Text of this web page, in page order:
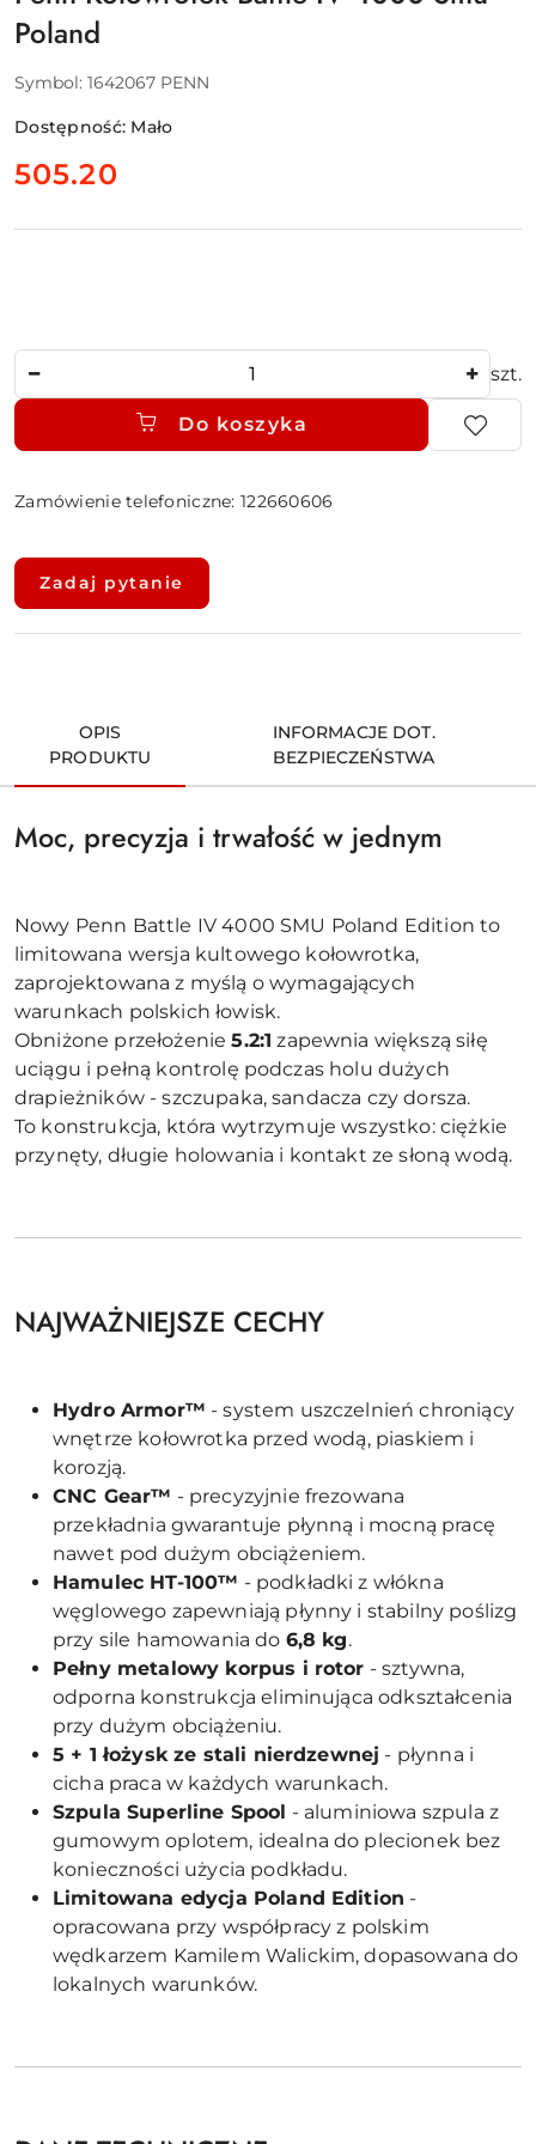
Poland
Symbol: 1642067 PENN
Dostępność: Mało
cena:
505.20
szt.
Do koszyka
Zamówienie telefoniczne: 122660606
Dostępność
dostawa
Zadaj pytanie
OPIS
PRODUKTU
INFORMACJE DOT.
BEZPIECZEŃSTWA
Moc, precyzja i trwałość w jednym
Nowy Penn Battle IV 4000 SMU Poland Edition to
limitowana wersja kultowego kołowrotka,
zaprojektowana z myślą o wymagających
warunkach polskich łowisk.
Obniżone przełożenie5.2:1 zapewnia większą siłę
uciągu i pełną kontrolę podczas holu dużych
drapieżników - szczupaka, sandacza czy dorsza.
To konstrukcja, która wytrzymuje wszystko: ciężkie
przynęty, długie holowania i kontakt ze słoną wodą.
NAJWAŻNIEJSZE CECHY
Hydro Armor™ - system uszczelnień chroniący
wnętrze kołowrotka przed wodą, piaskiem i
korozją.
CNC Gear™ - precyzyjnie frezowana
przekładnia gwarantuje płynną i mocną pracę
nawet pod dużym obciążeniem.
Hamulec HT-100™ - podkładki z włókna
węglowego zapewniają płynny i stabilny poślizg
przy sile hamowania do 6,8 kg.
Pełny metalowy korpus i rotor - sztywna,
odporna konstrukcja eliminująca odkształcenia
przy dużym obciążeniu.
5 + 1 łożysk ze stali nierdzewnej - płynna i
cicha praca w każdych warunkach.
Szpula Superline Spool - aluminiowa szpula z
gumowym oplotem, idealna do plecionek bez
konieczności użycia podkładu.
Limitowana edycja Poland Edition -
opracowana przy współpracy z polskim
wędkarzem Kamilem Walickim, dopasowana do
lokalnych warunków.